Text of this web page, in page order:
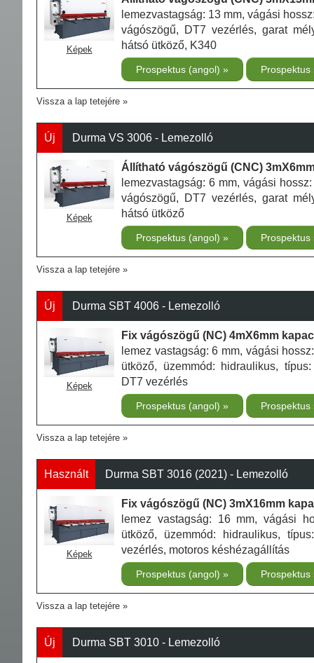
Képek
lemezvastagság: 13 mm, vágási
vágószögű, DT7 vezérlés, garat
hátsó ütköző, K340
Prospektus (angol) Prospektus
Vissza a lap tetejére
Új Durma VS 3006 - Lemezolló
Képek
Állítható vágószögű (CNC)
lemezvastagság: 6 mm, vágási
vágószögű, DT7 vezérlés, garat
hátsó ütköző
Prospektus (angol) Prospektus
Vissza a lap tetejére
Új Durma SBT 4006 - Lemezolló
Képek
Fix vágószögű (NC) 4mX6mm
lemez vastagság: 6 mm, vágási
ütköző, üzemmód: hidraulikus,
DT7 vezérlés
Prospektus (angol) Prospektus
Vissza a lap tetejére
Használt Durma SBT 3016 (2021) - Lemezolló
Képek
Fix vágószögű (NC) 3mX16mm
lemez vastagság: 16 mm, vágási
ütköző, üzemmód: hidraulikus,
vezérlés, motoros késhézagállítás
Prospektus (angol) Prospektus
Vissza a lap tetejére
Új Durma SBT 3010 - Lemezolló